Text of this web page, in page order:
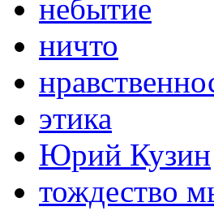
небытие
ничто
этика
Юрий Кузин
тождество